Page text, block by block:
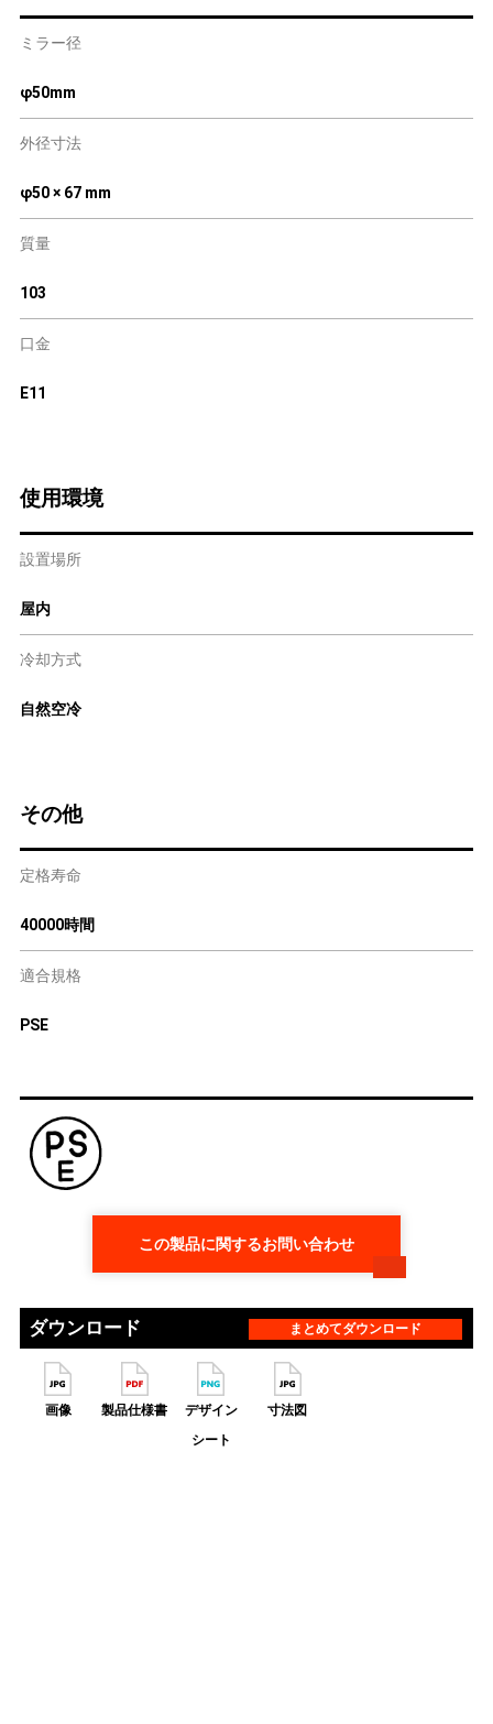
ミラー径
φ50mm
外径寸法
φ50 × 67 mm
質量
103
口金
E11
使用環境
設置場所
屋内
冷却方式
自然空冷
その他
定格寿命
40000時間
適合規格
PSE
この製品に関するお問い合わせ
ダウンロード まとめてダウンロード
画像 製品仕様書
デザイン
シート
寸法図